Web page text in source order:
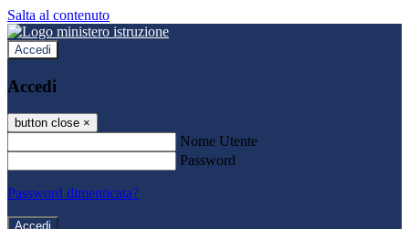
Salta al contenuto
Accedi
Accedi
button close ×
Nome Utente
Password
Password dimenticata?